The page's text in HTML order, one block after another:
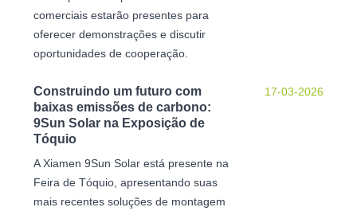
comerciais estarão presentes para
oferecer demonstrações e discutir
oportunidades de cooperação.
17-03-2026
Construindo um futuro com
baixas emissões de carbono:
9Sun Solar na Exposição de
Tóquio
A Xiamen 9Sun Solar está presente na
Feira de Tóquio, apresentando suas
mais recentes soluções de montagem